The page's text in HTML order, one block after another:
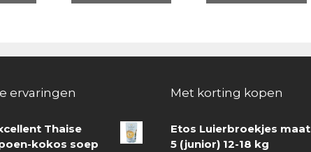
ervaringen
Thaise
kokos soep
Met korting kopen
Etos Luierbroekjes maat
5 (junior) 12-18 kg